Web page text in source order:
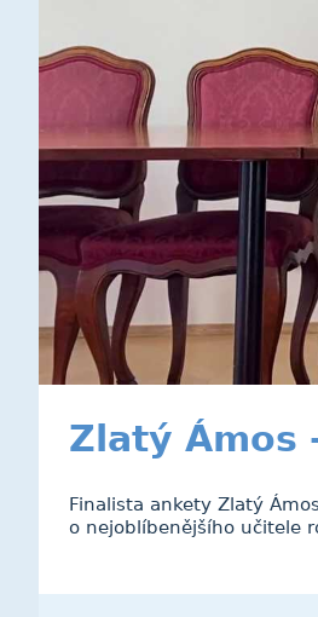
Zlatý Ámos
Finalista ankety Zlatý
o nejoblíbenějšího učitele